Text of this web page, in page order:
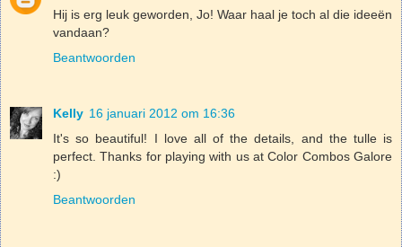
Hij is erg leuk geworden, Jo! Waar haal je toch al die ideeën
vandaan?
Beantwoorden
Kelly 16 januari 2012 om 16:36
It's so beautiful! I love all of the details, and the tulle is
perfect. Thanks for playing with us at Color Combos Galore
:)
Beantwoorden